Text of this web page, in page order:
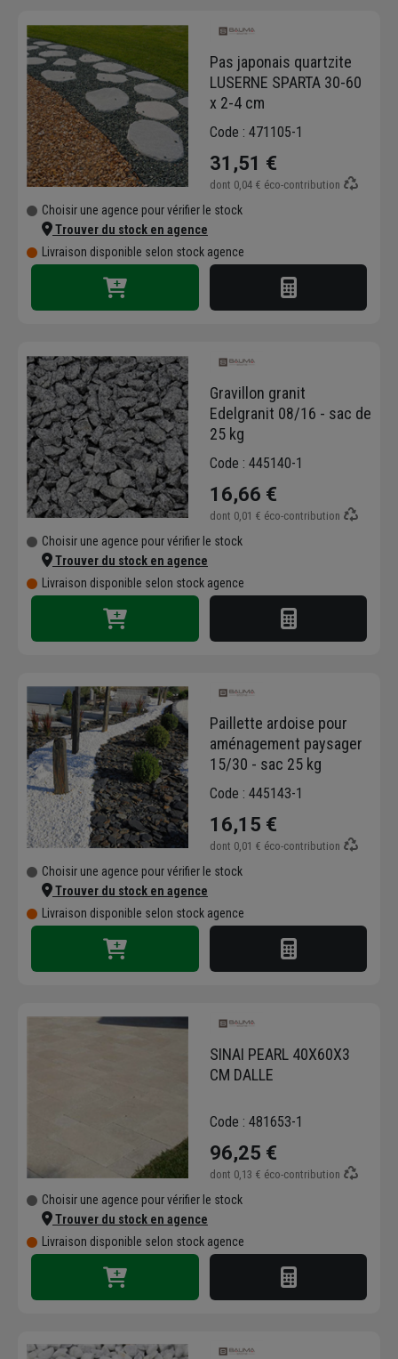
Pas japonais quartzite
LUSERNE SPARTA 30-60
x 2-4 cm
Code : 471105-1
31,51 €
dont 0,04 € éco-contribution
Choisir une agence pour vérifier le stock
Trouver du stock en agence
Livraison disponible selon stock agence
Gravillon granit
Edelgranit 08/16 - sac de
25 kg
Code : 445140-1
16,66 €
dont 0,01 € éco-contribution
Choisir une agence pour vérifier le stock
Trouver du stock en agence
Livraison disponible selon stock agence
Paillette ardoise pour
aménagement paysager
15/30 - sac 25 kg
Code : 445143-1
16,15 €
dont 0,01 € éco-contribution
Choisir une agence pour vérifier le stock
Trouver du stock en agence
Livraison disponible selon stock agence
SINAI PEARL 40X60X3
CM DALLE
Code : 481653-1
96,25 €
dont 0,13 € éco-contribution
Choisir une agence pour vérifier le stock
Trouver du stock en agence
Livraison disponible selon stock agence